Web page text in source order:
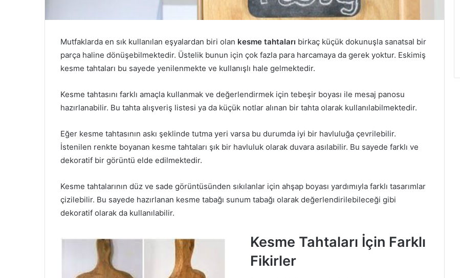
Mutfaklarda en sık kullanılan eşyalardan biri olan kesme tahtaları birkaç küçük dokunuşla sanatsal bir
parça haline dönüşebilmektedir. Üstelik bunun için çok fazla para harcamaya da gerek yoktur. Eskimiş
kesme tahtaları bu sayede yenilenmekte ve kullanışlı hale gelmektedir.
Kesme tahtasını farklı amaçla kullanmak ve değerlendirmek için tebeşir boyası ile mesaj panosu
hazırlanabilir. Bu tahta alışveriş listesi ya da küçük notlar alınan bir tahta olarak kullanılabilmektedir.
Eğer kesme tahtasının askı şeklinde tutma yeri varsa bu durumda iyi bir havluluğa çevrilebilir.
İstenilen renkte boyanan kesme tahtaları şık bir havluluk olarak duvara asılabilir. Bu sayede farklı ve
dekoratif bir görüntü elde edilmektedir.
Kesme tahtalarının düz ve sade görüntüsünden sıkılanlar için ahşap boyası yardımıyla farklı tasarımlar
çizilebilir. Bu sayede hazırlanan kesme tabağı sunum tabağı olarak değerlendirilebileceği gibi
dekoratif olarak da kullanılabilir.
Kesme Tahtaları İçin Farklı
Fikirler